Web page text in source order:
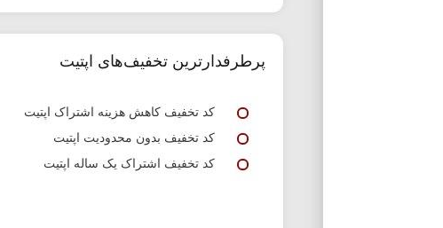
پرطرفدارترین تخفیف‌های اپتیت
کد تخفیف کاهش هزینه اشتراک اپتیت
کد تخفیف بدون محدودیت اپتیت
کد تخفیف اشتراک یک ساله اپتیت